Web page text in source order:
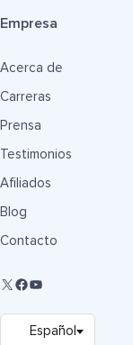
Empresa
Acerca de
Carreras
Prensa
Testimonios
Afiliados
Blog
Contacto